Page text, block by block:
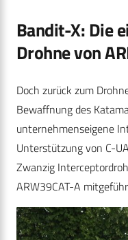
Bandit-X: Die
Drohne von
Doch zurück zum
Bewaffnung des
unternehmenseigene
Unterstützung von C-
Zwanzig
ARW39CAT-A